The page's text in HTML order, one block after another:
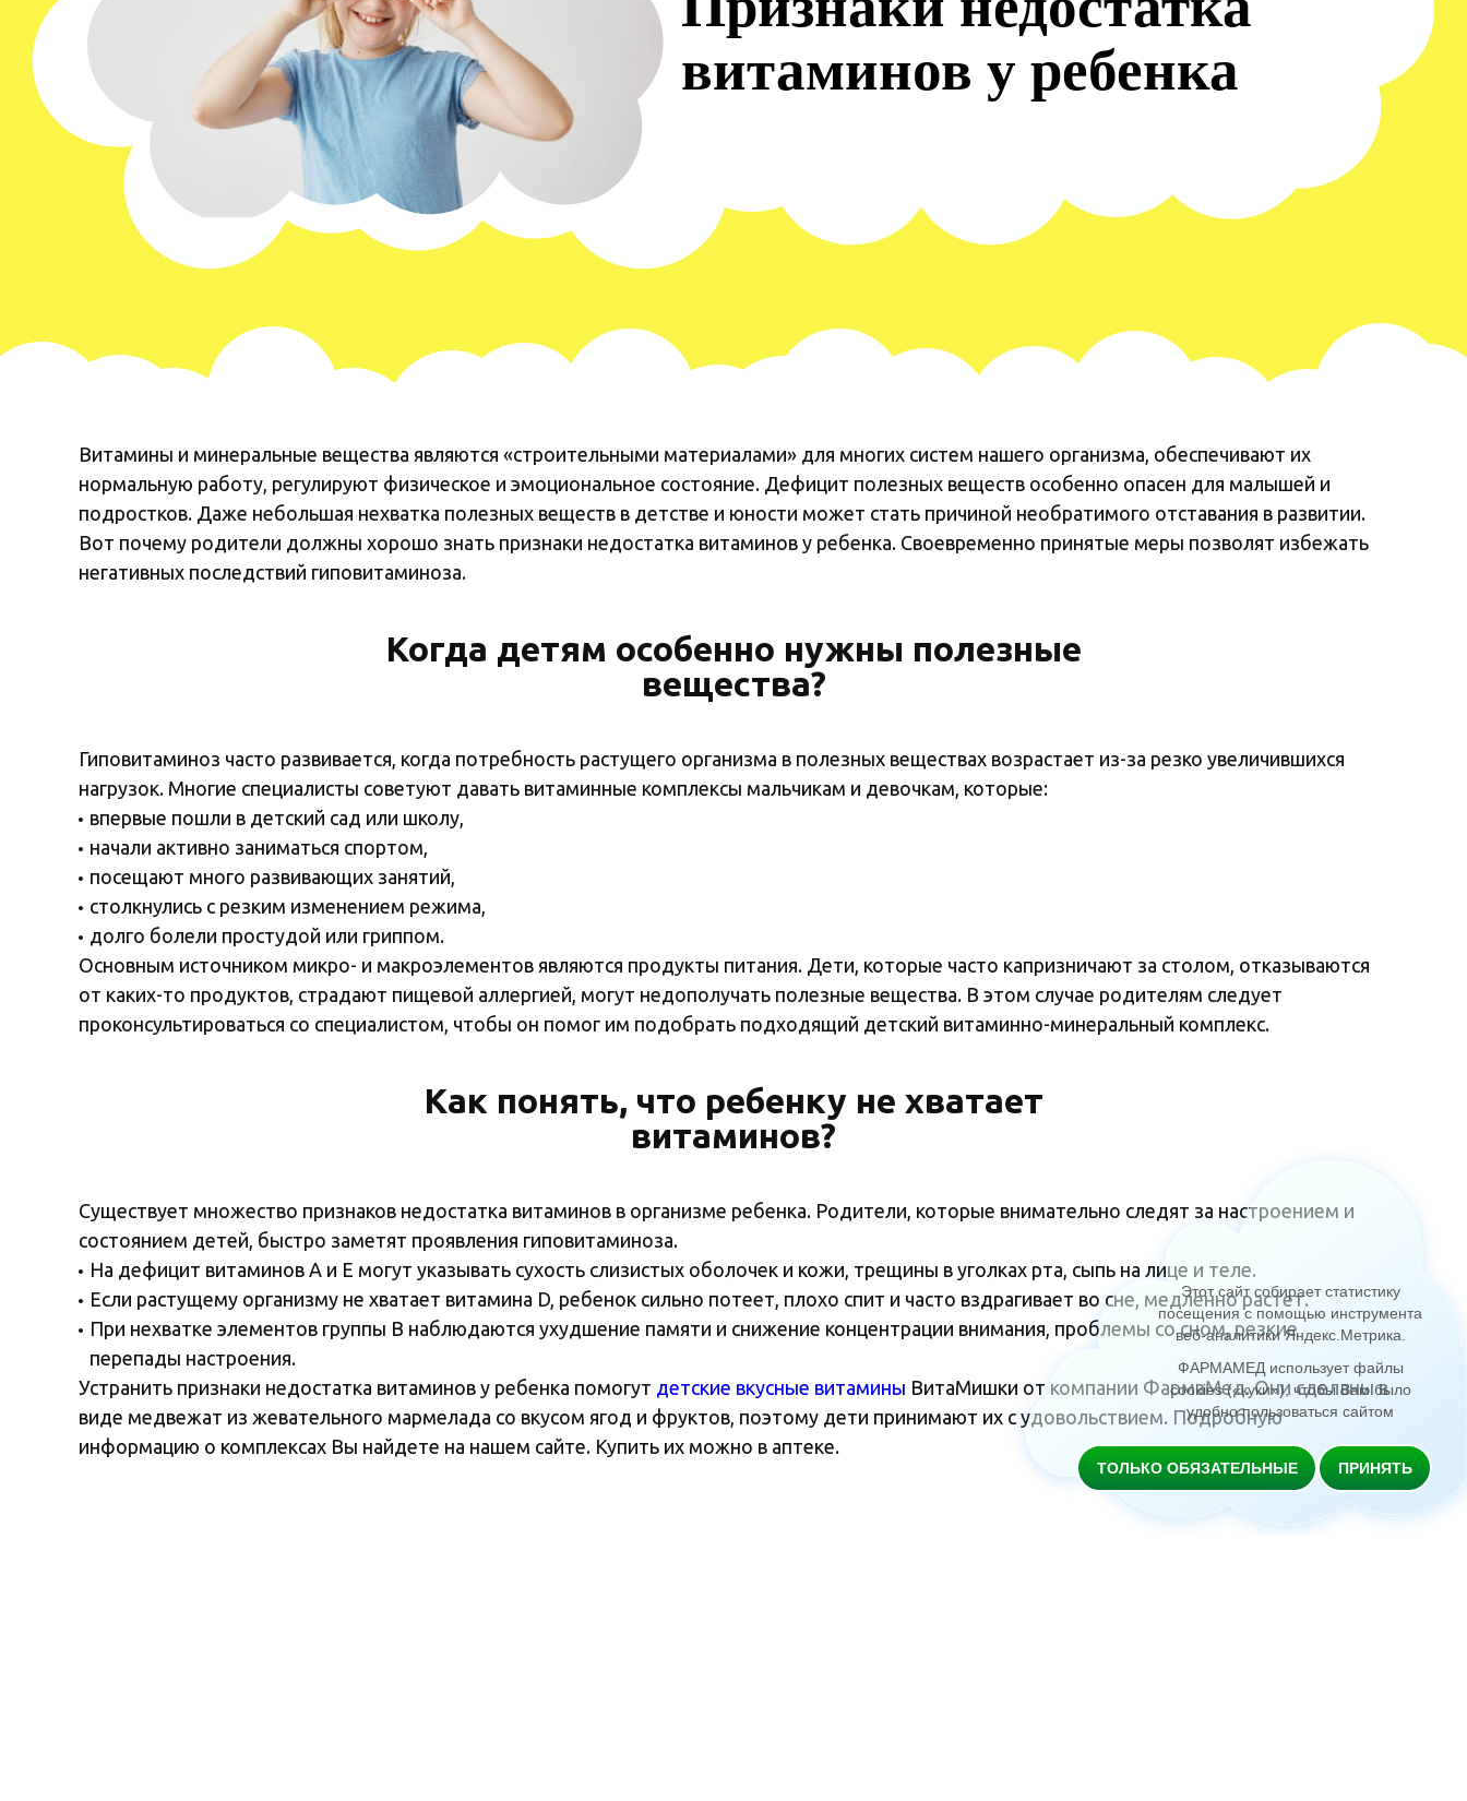
витаминов у ребенка
Витамины и минеральные вещества являются «строительными материалами» для многих систем нашего организма, обеспечивают их
нормальную работу, регулируют физическое и эмоциональное состояние. Дефицит полезных веществ особенно опасен для малышей и
подростков. Даже небольшая нехватка полезных веществ в детстве и юности может стать причиной необратимого отставания в развитии.
Вот почему родители должны хорошо знать признаки недостатка витаминов у ребенка. Своевременно принятые меры позволят избежать
негативных последствий гиповитаминоза.
Когда детям особенно нужны полезные
вещества?
Гиповитаминоз часто развивается, когда потребность растущего организма в полезных веществах возрастает из-за резко увеличившихся
нагрузок. Многие специалисты советуют давать витаминные комплексы мальчикам и девочкам, которые:
впервые пошли в детский сад или школу,
начали активно заниматься спортом,
посещают много развивающих занятий,
столкнулись с резким изменением режима,
долго болели простудой или гриппом.
Основным источником микро- и макроэлементов являются продукты питания. Дети, которые часто капризничают за столом, отказываются
от каких-то продуктов, страдают пищевой аллергией, могут недополучать полезные вещества. В этом случае родителям следует
проконсультироваться со специалистом, чтобы он помог им подобрать подходящий детский витаминно-минеральный комплекс.
Как понять, что ребенку не хватает
витаминов?
Существует множество признаков недостатка витаминов в организме ребенка. Родители, которые внимательно следят за настроением и
состоянием детей, быстро заметят проявления гиповитаминоза.
На дефицит витаминов А и Е могут указывать сухость слизистых оболочек и кожи, трещины в уголках рта, сыпь на лице и теле.
Если растущему организму не хватает витамина D, ребенок сильно потеет, плохо спит и часто вздрагивает во сне, медленно растет.
При нехватке элементов группы В наблюдаются ухудшение памяти и снижение концентрации внимания, проблемы со сном, резкие
перепады настроения.
Устранить признаки недостатка витаминов у ребенка помогут детские вкусные витамины ВитаМишки от компании ФармаМед. Они сделаны в
виде медвежат из жевательного мармелада со вкусом ягод и фруктов, поэтому дети принимают их с удовольствием. Подробную
информацию о комплексах Вы найдете на нашем сайте. Купить их можно в аптеке.
Этот сайт собирает статистику
посещения с помощью инструмента
веб-аналитики Яндекс.Метрика
ФАРМАМЕД использует файлы
cookies («куки»), чтобы Вам было
удобно пользоваться сайтом
ТОЛЬКО ОБЯЗАТЕЛЬНЫЕ ПРИНЯТЬ